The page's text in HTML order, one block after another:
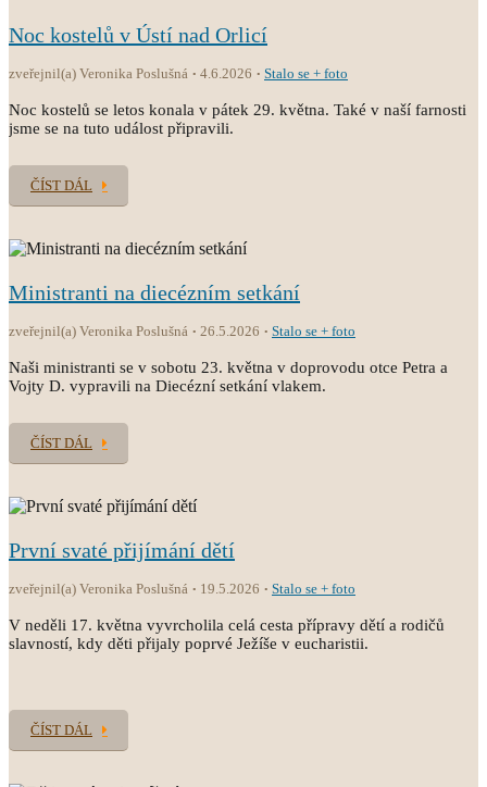
Noc kostelů v Ústí nad Orlicí
zveřejnil(a) Veronika Poslušná 4.6.2026 Stalo se + foto
Noc kostelů se letos konala v pátek 29. května. Také v naší farnosti
jsme se na tuto událost připravili.
ČÍST DÁL
Ministranti na diecézním setkání
zveřejnil(a) Veronika Poslušná 26.5.2026 Stalo se + foto
Naši ministranti se v sobotu 23. května v doprovodu otce Petra a
Vojty D. vypravili na Diecézní setkání vlakem.
ČÍST DÁL
První svaté přijímání dětí
zveřejnil(a) Veronika Poslušná 19.5.2026 Stalo se + foto
V neděli 17. května vyvrcholila celá cesta přípravy dětí a rodičů
slavností, kdy děti přijaly poprvé Ježíše v eucharistii.
ČÍST DÁL